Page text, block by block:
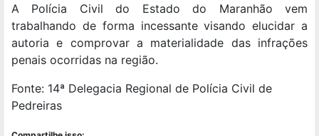
A Polícia Civil do Estado do Maranhão vem
trabalhando de forma incessante visando elucidar a
autoria e comprovar a materialidade das infrações
penais ocorridas na região.
Fonte: 14ª Delegacia Regional de Polícia Civil de
Pedreiras